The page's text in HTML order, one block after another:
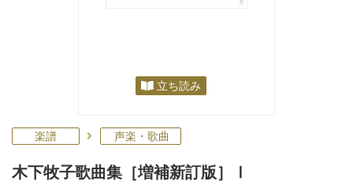
立ち読み
楽譜 声楽・歌曲
木下牧子歌曲集［増補新訂版］Ⅰ